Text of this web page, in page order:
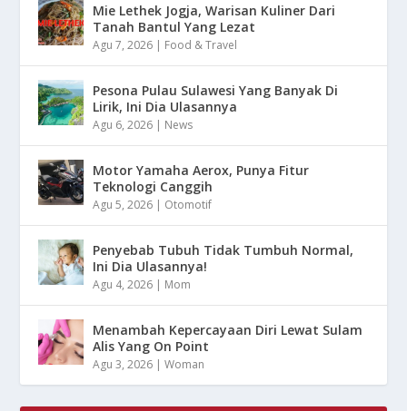
Mie Lethek Jogja, Warisan Kuliner Dari
Tanah Bantul Yang Lezat
Agu 7, 2026 | Food & Travel
Pesona Pulau Sulawesi Yang Banyak Di
Lirik, Ini Dia Ulasannya
Agu 6, 2026 | News
Motor Yamaha Aerox, Punya Fitur
Teknologi Canggih
Agu 5, 2026 | Otomotif
Penyebab Tubuh Tidak Tumbuh Normal,
Ini Dia Ulasannya!
Agu 4, 2026 | Mom
Menambah Kepercayaan Diri Lewat Sulam
Alis Yang On Point
Agu 3, 2026 |Woman